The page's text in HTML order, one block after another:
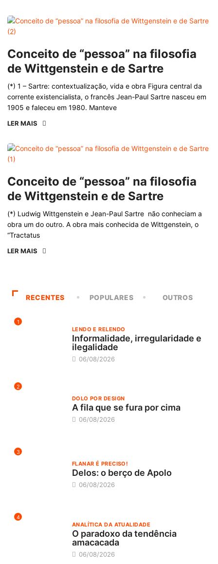
Conceito de “pessoa” na filosofia
de Wittgenstein e de Sartre
(*) 1 – Sartre: contextualização, vida e obra Figura central da
corrente existencialista, o francês Jean-Paul Sartre nasceu em
1905 e faleceu em 1980. Manteve
LER MAIS
Conceito de “pessoa” na filosofia
de Wittgenstein e de Sartre
(*) Ludwig Wittgenstein e Jean-Paul Sartre não conheciam a
obra um do outro. A obra mais conhecida de Wittgenstein, o
“Tractatus
LER MAIS
RECENTES POPULARES OUTROS
1
LENDO E RELENDO
Informalidade, irregularidade e
ilegalidade
06/08/2026
2
DOLO POR DESIGN
A fila que se fura por cima
06/08/2026
3
FLANAR É PRECISO!
Delos: o berço de Apolo
06/08/2026
4
ANALÍTICA DA ATUALIDADE
O paradoxo da tendência
amacacada
06/08/2026